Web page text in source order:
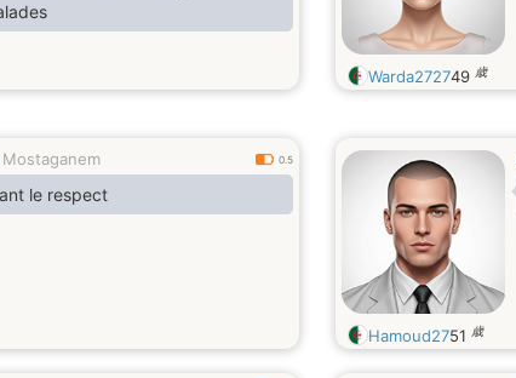
Warda272749 歳
Mostaganem 0.5
le respect
Hamoud2751 歳